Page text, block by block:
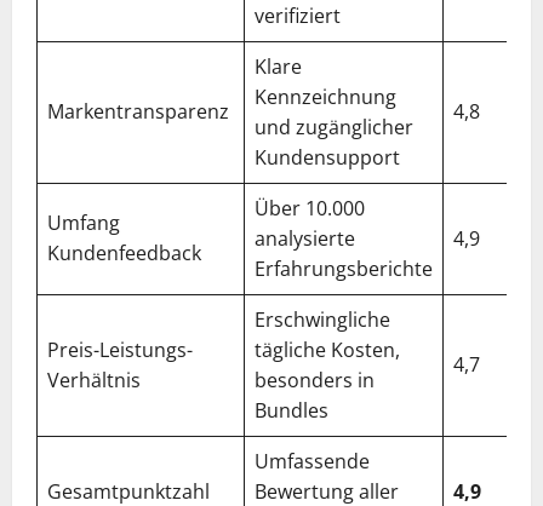
verifiziert
Markentransparenz
Klare
Kennzeichnung
und zugänglicher
Kundensupport
4,8
Umfang
Kundenfeedback
Über 10.000
analysierte
Erfahrungsberichte
4,9
Preis-Leistungs-
Verhältnis
Erschwingliche
tägliche Kosten,
besonders in
Bundles
4,7
Gesamtpunktzahl
Umfassende
Bewertung aller
4,9